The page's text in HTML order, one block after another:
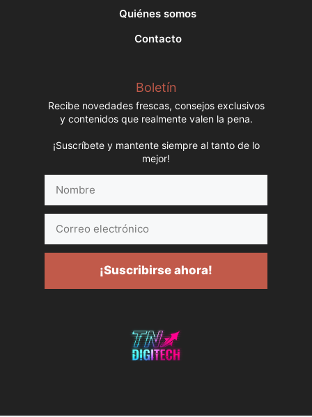
Quiénes somos
Contacto
Boletín
Recibe novedades frescas, consejos exclusivos
y contenidos que realmente valen la pena.
¡Suscríbete y mantente siempre al tanto de lo
mejor!
electrónico
¡Suscribirse ahora!